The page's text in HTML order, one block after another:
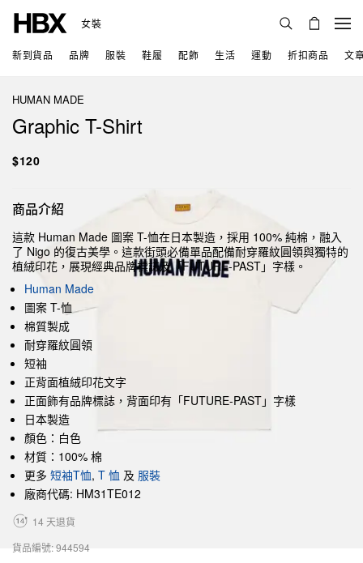
女裝
新到貨品 品牌 服裝 鞋履 配飾 生活 運動 折扣商品 文
HUMAN MADE
Graphic T-Shirt
$120
商品介紹
這款 Human Made 圖案 T-恤在日本製造，採用 100% 純棉，融入
了 Nigo 的復古美學。這款街頭必備單品配備耐穿羅紋圓領與獨特的
植絨印花，展現經典品牌標誌及「FUTURE-PAST」字樣。
Human Made
圖案 T-恤
棉質製成
耐穿羅紋圓領
短袖
正背面植絨印花文字
正面飾有品牌標誌，背面印有「FUTURE-PAST」字樣
日本製造
顏色：白色
材質：100% 棉
更多 短袖T恤, T 恤 及 服裝
廠商代碼: HM31TE012
14 天退貨
貨品編號: 944594